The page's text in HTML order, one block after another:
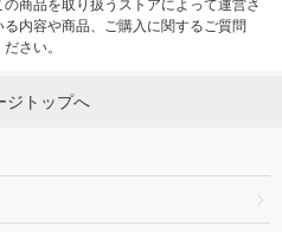
商品を取り扱うストアによって運営さ
内容や商品、ご購入に関するご質問
さい。
ジトップへ